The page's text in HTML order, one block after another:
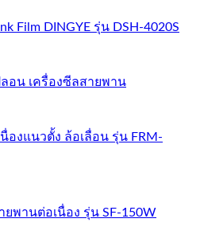
Film DINGYE รุ่น DSH-4020S
อน เครื่องซีลสายพาน
องแนวตั้ง ล้อเลื่อน รุ่น FRM-
ยพานต่อเนื่อง รุ่น SF-150W